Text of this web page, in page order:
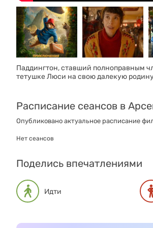
Паддингтон, ставший полноправным
тетушке Люси на свою далекую
Расписание сеансов в
Опубликовано актуальное расписание
Нет сеансов
Поделись впечатлениями
Идти